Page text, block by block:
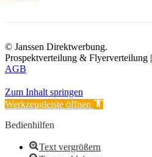
© Janssen Direktwerbung.
Prospektverteilung & Flyerverteilung |
AGB
Zum Inhalt springen
Werkzeugleiste öffnen
Bedienhilfen
Text vergrößern